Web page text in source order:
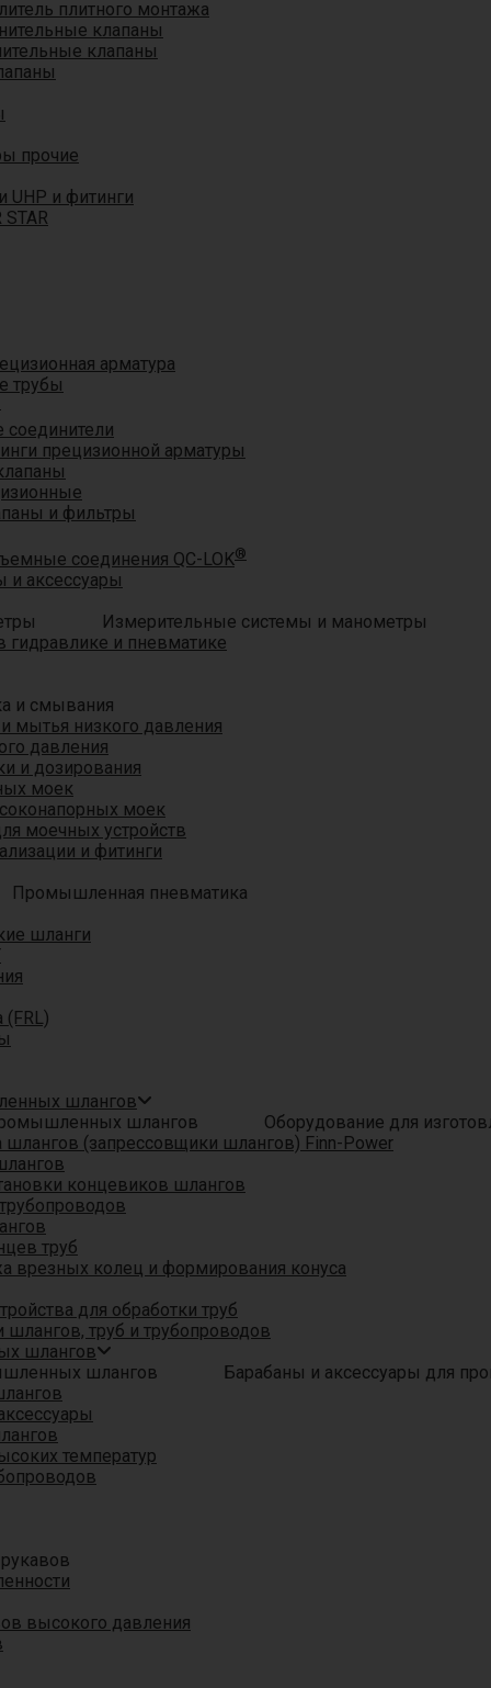
плитного монтажа
клапаны
клапаны
прочие
UHP и фитинги
арматура
трубы
прецизионной арматуры
и фильтры
соединения QC-LOK®
аксессуары
Измерительные системы и манометры
и пневматике
и смывания
мытья низкого давления
давления
и дозирования
моек
моек
моечных устройств
и фитинги
Промышленная пневматика
шланги
(FRL)
шлангов
Оборудование для
(запрессовщики шлангов) Finn-Power
концевиков шлангов
труб
врезных колец и формирования конуса
для обработки труб
труб и трубопроводов
шлангов
Барабаны и аксессуары для
температур
высокого давления